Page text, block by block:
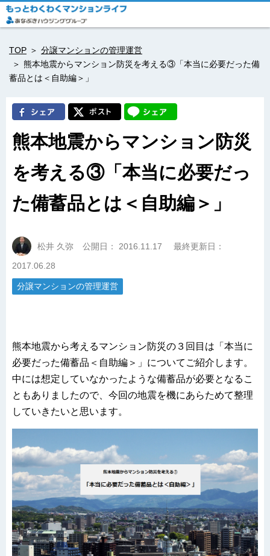
TOP
分譲マンションの管理運営
熊本地震からマンション防災を考える③「本当に必要だった備
蓄品とは＜自助編＞」
熊本地震からマンション防災
を考える③「本当に必要だっ
た備蓄品とは＜自助編＞」
松井 久弥 公開日： 2016.11.17
最終更新日：
2017.06.28
分譲マンションの管理運営
熊本地震から考えるマンション防災の３回目は「本当に
必要だった備蓄品＜自助編＞」についてご紹介します。
中には想定していなかったような備蓄品が必要となるこ
ともありましたので、今回の地震を機にあらためて整理
していきたいと思います。